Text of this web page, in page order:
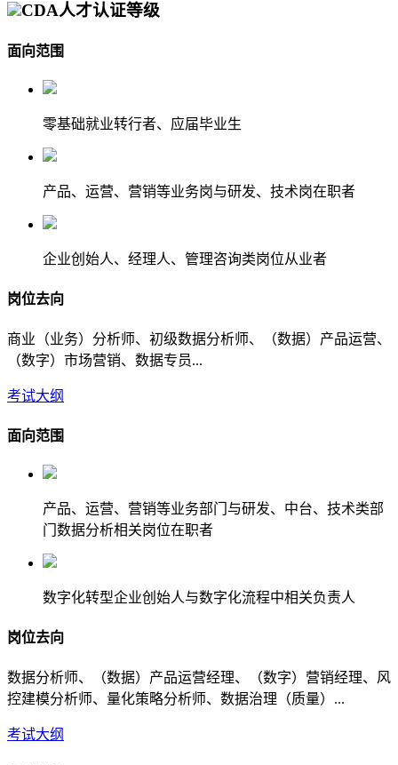
CDA人才认证等级
面向范围
零基础就业转行者、应届毕业生
产品、运营、营销等业务岗与研发、技术岗在职者
企业创始人、经理人、管理咨询类岗位从业者
岗位去向
商业（业务）分析师、初级数据分析师、（数据）产品运营、
（数字）市场营销、数据专员...
考试大纲
面向范围
产品、运营、营销等业务部门与研发、中台、技术类部
门数据分析相关岗位在职者
数字化转型企业创始人与数字化流程中相关负责人
岗位去向
数据分析师、（数据）产品运营经理、（数字）营销经理、风
控建模分析师、量化策略分析师、数据治理（质量）...
考试大纲